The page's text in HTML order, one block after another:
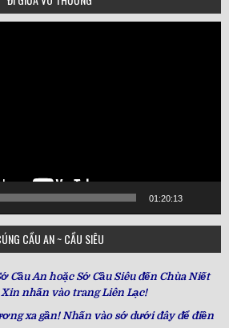
01:20:13
CẦU AN ~ CẦU SIÊU
Cầu An hoặc Sớ Cầu Siêu đến Chùa Niết
nhấn vào trang Liên Lạc!
xa gần! Nhấn vào sớ dưới đây để điền